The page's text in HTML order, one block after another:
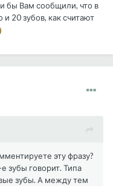
бы Вам сообщили, что в
20 зубов, как считают
эту фразу?
зубы говорит. Типа
зубы. А между тем